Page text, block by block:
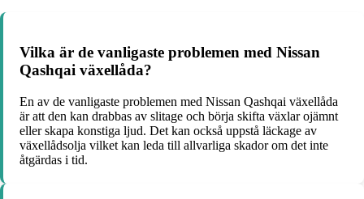
Vilka är de vanligaste problemen med Nissan
Qashqai växellåda?
En av de vanligaste problemen med Nissan Qashqai växellåda
är att den kan drabbas av slitage och börja skifta växlar ojämnt
eller skapa konstiga ljud. Det kan också uppstå läckage av
växellådsolja vilket kan leda till allvarliga skador om det inte
åtgärdas i tid.